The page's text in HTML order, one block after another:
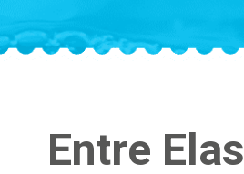
Entre Elas